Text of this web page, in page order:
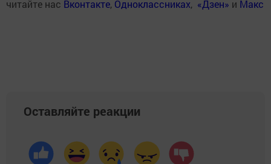
читайте нас Вконтакте, Одноклассниках, «Дзен» и Макс
Оставляйте реакции